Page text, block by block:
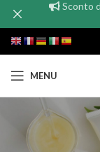
MENU
Sconto